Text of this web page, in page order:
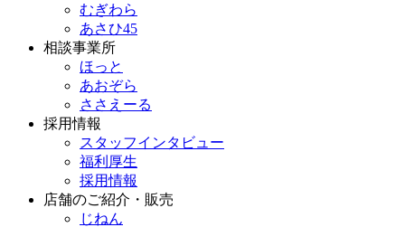
むぎわら
あさひ45
相談事業所
ほっと
あおぞら
ささえーる
採用情報
スタッフインタビュー
福利厚生
採用情報
店舗のご紹介・販売
じねん